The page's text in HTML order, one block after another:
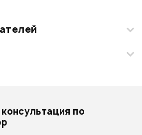
купленного товара и получите
по